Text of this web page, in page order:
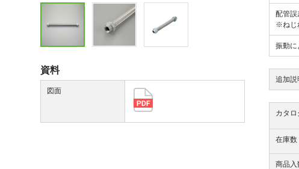
配管誤
※ねじ
振動に
追加説
カタ
在庫数
商品入
資料
図面